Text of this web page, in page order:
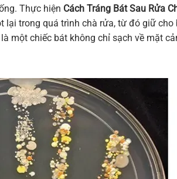
Thực hiện Cách Tráng Bát Sau Rửa
lại trong quá trình chà rửa, từ đó giữ
một chiếc bát không chỉ sạch về mặt